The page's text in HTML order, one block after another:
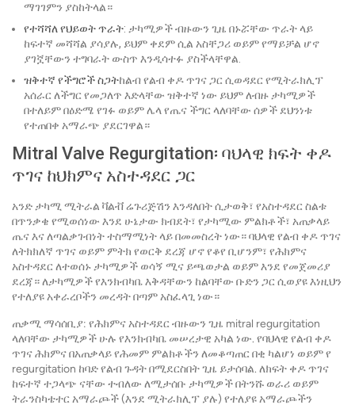
ማገገምን ያስከትላል።
የተሻሻለ የህይወት ጥራት: ታካሚዎች ብዙውን ጊዜ በኑሯቸው ጥራት ላይ
ከፍተኛ መሻሻል ያሳያሉ, ይህም ቀደም ሲል አስቸጋሪ ወይም የማይቻል ሆኖ
ያገኟቸውን ተግባራት ውስጥ እንዲሳተፉ ያስችላቸዋል.
ዝቅተኛ የችግሮች ስጋትከልብ የልብ ቀዶ ጥገና ጋር ሲወዳደር የሚትራክሊፕ
አሰራር ለችግር የመጋለጥ እድላቸው ዝቅተኛ ነው ይህም ለብዙ ታካሚዎች
በተለይም በዕድሜ የገፉ ወይም ሌላ የጤና ችግር ላለባቸው ሰዎች ደህንነቱ
የተጠበቀ አማራጭ ያደርገዋል።
Mitral Valve Regurgitation፡ ባህላዊ ክፍት ቀዶ
ጥገና ከህክምና አስተዳደር ጋር
አንድ ታካሚ ሚትራል ቫልቭ ሬጉሪጅሽን እንዳለበት ሲታወቅ፣ የአስተዳደር ስልቱ
በጥንቃቄ የሚወሰነው እንደ ሁኔታው ​​ክብደት፣ የታካሚው ምልክቶች፣ አጠቃላይ
ጤና እና ለጣልቃገብነት ተስማሚነት ላይ በመመስረት ነው። ባህላዊ የልብ ቀዶ ጥገና
ለትክክለኛ ጥገና ወይም ምትክ የወርቅ ደረጃ ሆኖ የቆየ ቢሆንም፣ የሕክምና
አስተዳደር ለተወሰኑ ታካሚዎች ወሳኝ ሚና ይጫወታል ወይም እንደ የመጀመሪያ
ደረጃ። ለታካሚዎች የእንክብካቤ እቅዳቸውን ከልባቸው ቡድን ጋር ሲወያዩ እነዚህን
የተለያዩ አቀራረቦችን መረዳት በጣም አስፈላጊ ነው።
ጠቃሚ ማሳሰቢያ: የሕክምና አስተዳደር ብዙውን ጊዜ mitral regurgitation
ላለባቸው ታካሚዎች ሁሉ የእንክብካቤ መሠረታዊ አካል ነው. የባህላዊ የልብ ቀዶ
ጥገና ሕክምና በአጠቃላይ የሕመም ምልክቶችን ለመቆጣጠር በቂ ካልሆነ ወይም የ
regurgitation ከባድ የልብ ጉዳት በሚደርስበት ጊዜ ይታሰባል. ለክፍት ቀዶ ጥገና
ከፍተኛ ተጋላጭ ናቸው ተብለው ለሚታሰቡ ታካሚዎች በትንሹ ወራሪ ወይም
ትራንስካቴተር አማራጮች (እንደ ሚትራክሊፕ ያሉ) የተለያዩ አማራጮችን